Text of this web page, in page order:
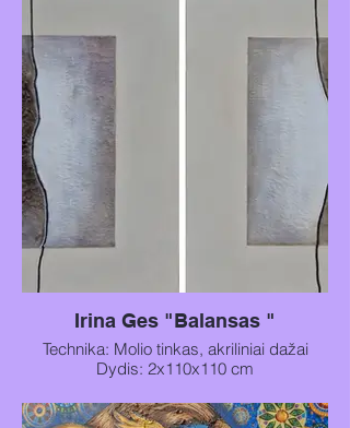
Irina Ges "Balansas "
Technika: Molio tinkas, akriliniai dažai
Dydis: 2x110x110 cm